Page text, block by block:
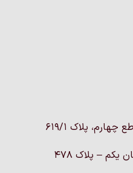
پلاک 619/1
– پلاک ۴۷۸